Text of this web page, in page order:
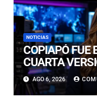
NOTICIAS
COPIAPÓ FUE
CUARTA
BANDAS DE
AGO 6, 2026